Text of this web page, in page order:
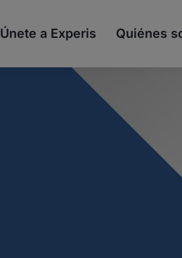
Únete a Experis Quiénes